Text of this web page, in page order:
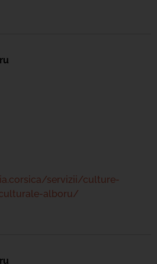
servizii/culture-
alboru/